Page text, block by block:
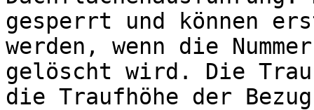
gesperrt und können
werden, wenn die
gelöscht wird. Die
die Traufhöhe der